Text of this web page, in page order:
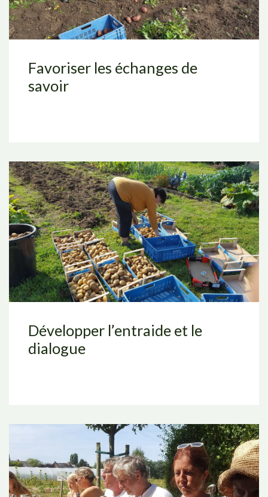
Favoriser les échanges de
savoir
Développer l’entraide et le
dialogue